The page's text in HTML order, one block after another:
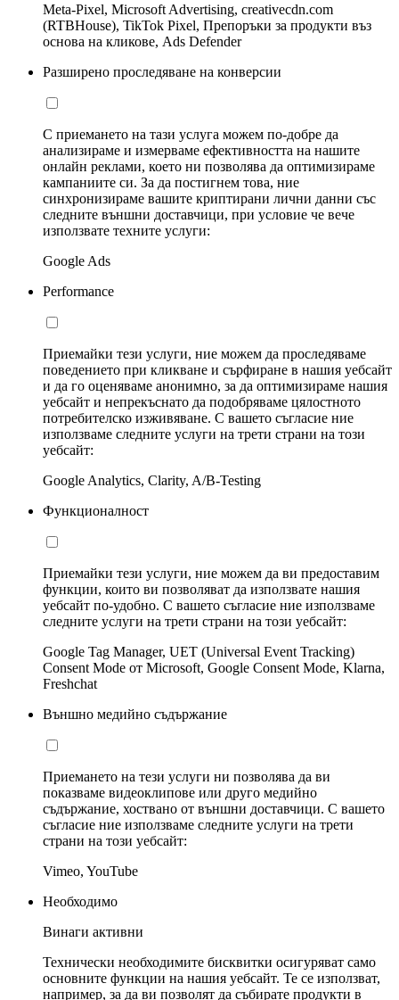
Meta-Pixel, Microsoft Advertising, creativecdn.com
(RTBHouse), TikTok Pixel, Препоръки за продукти въз
основа на кликове, Ads Defender
Разширено проследяване на конверсии
С приемането на тази услуга можем по-добре да
анализираме и измерваме ефективността на нашите
онлайн реклами, което ни позволява да оптимизираме
кампаниите си. За да постигнем това, ние
синхронизираме вашите криптирани лични данни със
следните външни доставчици, при условие че вече
използвате техните услуги:
Google Ads
Performance
Приемайки тези услуги, ние можем да проследяваме
поведението при кликване и сърфиране в нашия уебсайт
и да го оценяваме анонимно, за да оптимизираме нашия
уебсайт и непрекъснато да подобряваме цялостното
потребителско изживяване. С вашето съгласие ние
използваме следните услуги на трети страни на този
уебсайт:
Google Analytics, Clarity, A/B-Testing
Функционалност
Приемайки тези услуги, ние можем да ви предоставим
функции, които ви позволяват да използвате нашия
уебсайт по-удобно. С вашето съгласие ние използваме
следните услуги на трети страни на този уебсайт:
Google Tag Manager, UET (Universal Event Tracking)
Consent Mode от Microsoft, Google Consent Mode, Klarna,
Freshchat
Външно медийно съдържание
Приемането на тези услуги ни позволява да ви
показваме видеоклипове или друго медийно
съдържание, хоствано от външни доставчици. С вашето
съгласие ние използваме следните услуги на трети
страни на този уебсайт:
Vimeo, YouTube
Необходимо
Винаги активни
Технически необходимите бисквитки осигуряват само
основните функции на нашия уебсайт. Те се използват,
например, за да ви позволят да събирате продукти в